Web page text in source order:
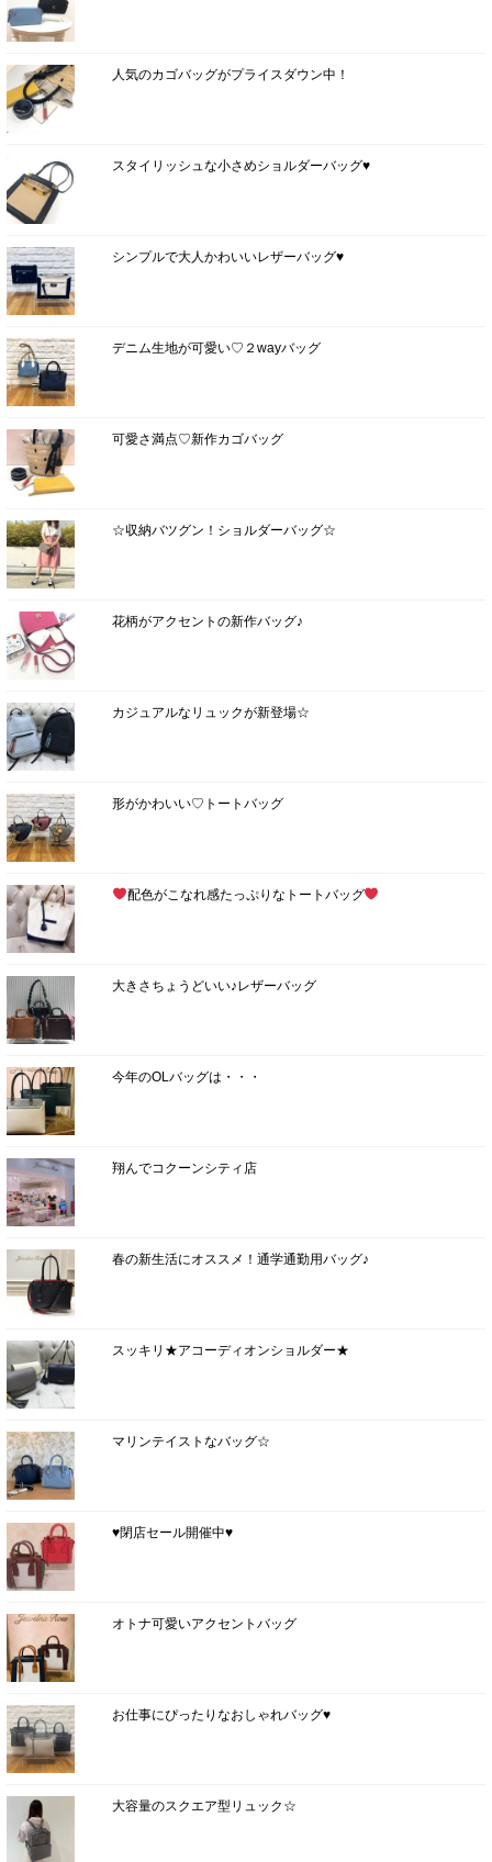
人気のカゴバッグがプライスダウン中！
スタイリッシュな小さめショルダーバッグ♥
シンプルで大人かわいいレザーバッグ♥
デニム生地が可愛い♡２wayバッグ
可愛さ満点♡新作カゴバッグ
☆収納バツグン！ショルダーバッグ☆
花柄がアクセントの新作バッグ♪
カジュアルなリュックが新登場☆
形がかわいい♡トートバッグ
配色がこなれ感たっぷりなトートバッグ
大きさちょうどいい♪レザーバッグ
今年のOLバッグは・・・
翔んでコクーンシティ店
春の新生活にオススメ！通学通勤用バッグ♪
スッキリ★アコーディオンショルダー★
マリンテイストなバッグ☆
♥閉店セール開催中♥
オトナ可愛いアクセントバッグ
お仕事にぴったりなおしゃれバッグ♥
大容量のスクエア型リュック☆